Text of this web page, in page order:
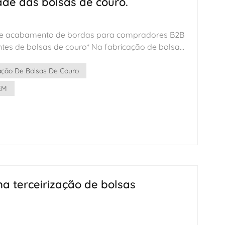
היברית
acabamento de bordas para compradores B2B
de bolsas de couro* Na fabricação de bolsas
é um dos detalhes essenciais que determina
Uma borda lisa e com cor uniforme,
descascamento, pode muitas vezes justificar
de bordas, também conhecida como
de bordas ou acabamento encerado,
das bordas cortadas expostas do couro por
incluindo lixamento, aplicação de primer,
De Bolsas De Couro
terceirização de bolsas